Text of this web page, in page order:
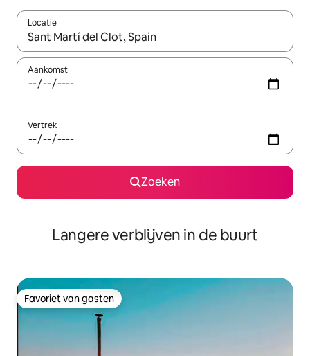
Locatie
Wanneer er resultaten beschikbaar zijn, maak je een keuze
Aankomst
Vertrek
Zoeken
Langere verblijven in de buurt
Favoriet van gasten
Favoriet van gasten